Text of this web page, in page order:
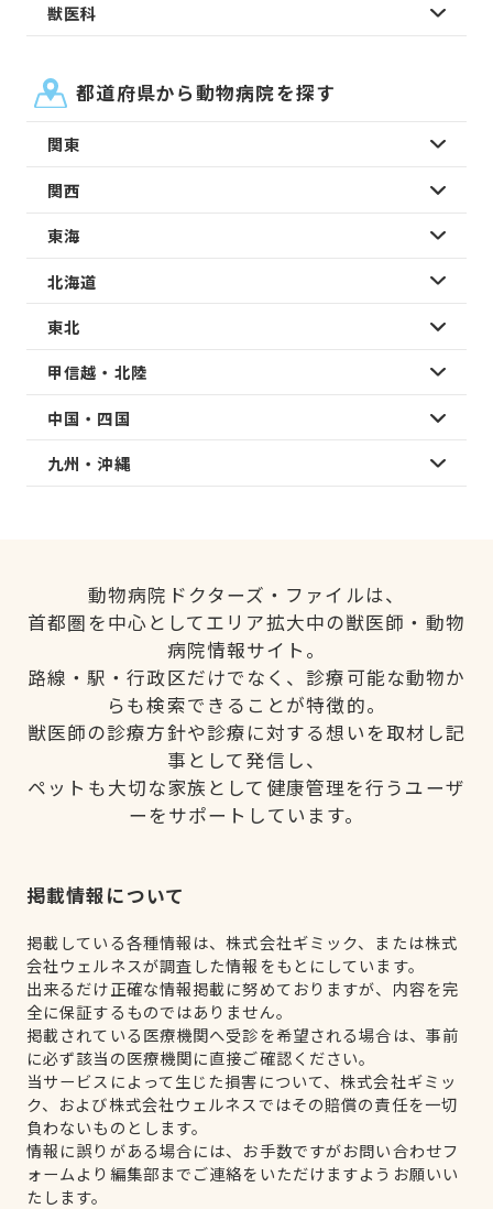
獣医科
都道府県から動物病院を探す
関東
関西
東海
北海道
東北
甲信越・北陸
中国・四国
九州・沖縄
動物病院ドクターズ・ファイルは、
首都圏を中心としてエリア拡大中の獣医師・動物
病院情報サイト。
路線・駅・行政区だけでなく、診療可能な動物か
らも検索できることが特徴的。
獣医師の診療方針や診療に対する想いを取材し記
事として発信し、
ペットも大切な家族として健康管理を行うユーザ
ーをサポートしています。
掲載情報について
掲載している各種情報は、株式会社ギミック、または株式
会社ウェルネスが調査した情報をもとにしています。
出来るだけ正確な情報掲載に努めておりますが、内容を完
全に保証するものではありません。
掲載されている医療機関へ受診を希望される場合は、事前
に必ず該当の医療機関に直接ご確認ください。
当サービスによって生じた損害について、株式会社ギミッ
ク、および株式会社ウェルネスではその賠償の責任を一切
負わないものとします。
情報に誤りがある場合には、お手数ですがお問い合わせフ
ォームより編集部までご連絡をいただけますようお願いい
たします。